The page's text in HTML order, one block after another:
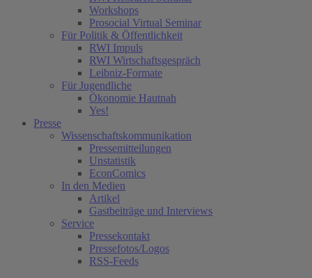
Workshops
Prosocial Virtual Seminar
Für Politik & Öffentlichkeit
RWI Impuls
RWI Wirtschaftsgespräch
Leibniz-Formate
Für Jugendliche
Ökonomie Hautnah
Yes!
Presse
Wissenschaftskommunikation
Pressemitteilungen
Unstatistik
EconComics
In den Medien
Artikel
Gastbeiträge und Interviews
Service
Pressekontakt
Pressefotos/Logos
RSS-Feeds